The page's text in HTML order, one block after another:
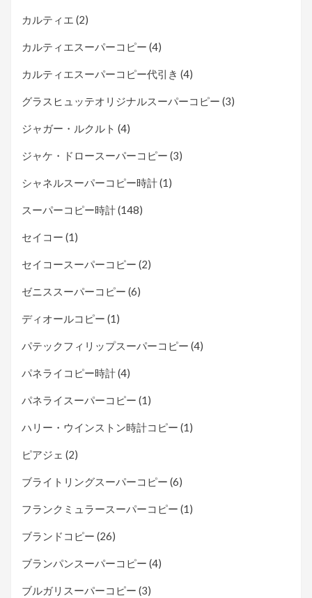
カルティエ (2)
カルティエスーパーコピー (4)
カルティエスーパーコピー代引き (4)
グラスヒュッテオリジナルスーパーコピー (3)
ジャガー・ルクルト (4)
ジャケ・ドロースーパーコピー (3)
シャネルスーパーコピー時計(1)
スーパーコピー時計(148)
セイコー (1)
セイコースーパーコピー (2)
ゼニススーパーコピー (6)
ディオールコピー (1)
パテックフィリップスーパーコピー (4)
パネライコピー時計(4)
パネライスーパーコピー (1)
ハリー・ウインストン時計コピー (1)
ピアジェ (2)
ブライトリングスーパーコピー (6)
フランクミュラースーパーコピー (1)
ブランドコピー (26)
ブランパンスーパーコピー (4)
ブルガリスーパーコピー (3)